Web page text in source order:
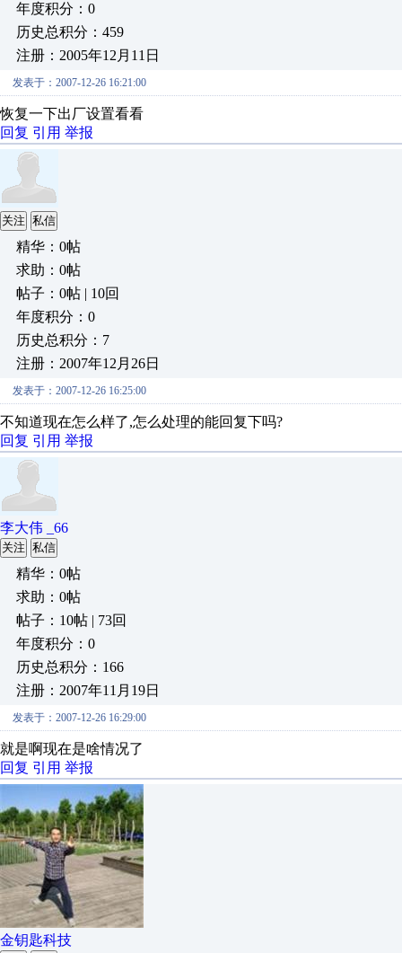
年度积分：0
历史总积分：459
注册：2005年12月11日
发表于：2007-12-26 16:21:00
恢复一下出厂设置看看
回复 引用 举报
关注 私信
精华：0帖
求助：0帖
帖子：0帖 | 10回
年度积分：0
历史总积分：7
注册：2007年12月26日
发表于：2007-12-26 16:25:00
不知道现在怎么样了,怎么处理的能回复下吗?
回复 引用 举报
李大伟 _66
关注 私信
精华：0帖
求助：0帖
帖子：10帖 | 73回
年度积分：0
历史总积分：166
注册：2007年11月19日
发表于：2007-12-26 16:29:00
就是啊现在是啥情况了
回复 引用 举报
金钥匙科技